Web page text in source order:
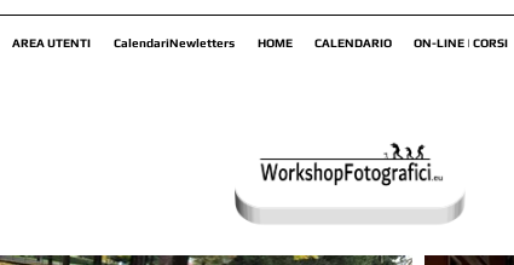
AREA UTENTI CalendariNewletters HOME CALENDARIO ON-LINE | CORSI